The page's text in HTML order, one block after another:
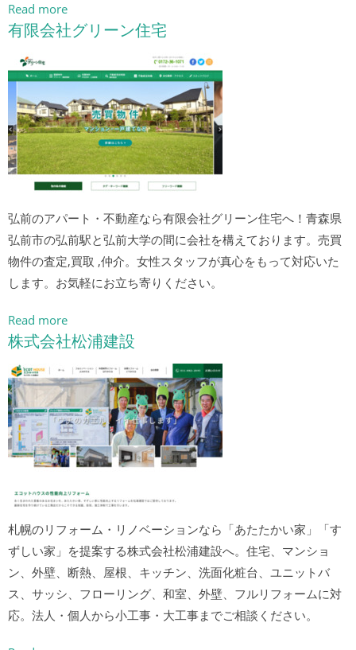
Read more
有限会社グリーン住宅
弘前のアパート・不動産なら有限会社グリーン住宅へ！青森県
弘前市の弘前駅と弘前大学の間に会社を構えております。売買
物件の査定,買取 ,仲介。女性スタッフが真心をもって対応いた
します。お気軽にお立ち寄りください。
Read more
株式会社松浦建設
札幌のリフォーム・リノベーションなら「あたたかい家」「す
ずしい家」を提案する株式会社松浦建設へ。住宅、マンショ
ン、外壁、断熱、屋根、キッチン、洗面化粧台、ユニットバ
ス、サッシ、フローリング、和室、外壁、フルリフォームに対
応。法人・個人から小工事・大工事までご相談ください。